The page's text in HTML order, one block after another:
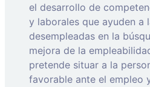
el desarrollo de
y laborales que ayuden a
desempleadas en la
mejora de la
pretende situar a la
favorable ante el empleo